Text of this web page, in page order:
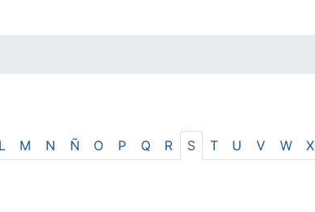
L M N Ñ O P Q R S T U V W X